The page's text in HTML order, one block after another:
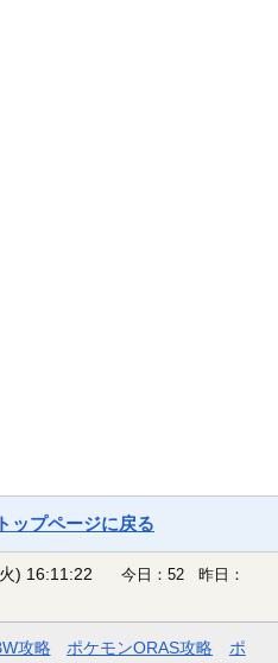
ップページに戻る
) 16:11:22
今日：52 昨日：
攻略 ポケモンORAS攻略 ポ